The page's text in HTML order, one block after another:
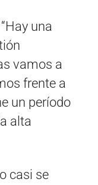
una
vamos a
frente a
un período
alta
casi se